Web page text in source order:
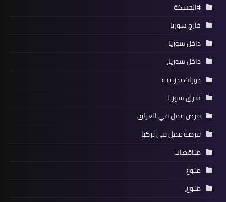
#الحسكة
خارج سوريا
داخل سوريا
داخل سوريا،
دورات تدريبية
شرق سوريا
فرص عمل في العراق
فرصة عمل في تركيا
مناقصات
منوع
منوع،